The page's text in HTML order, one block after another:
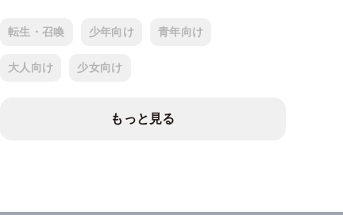
転生・召喚 少年向け 青年向け
大人向け 少女向け
もっと見る